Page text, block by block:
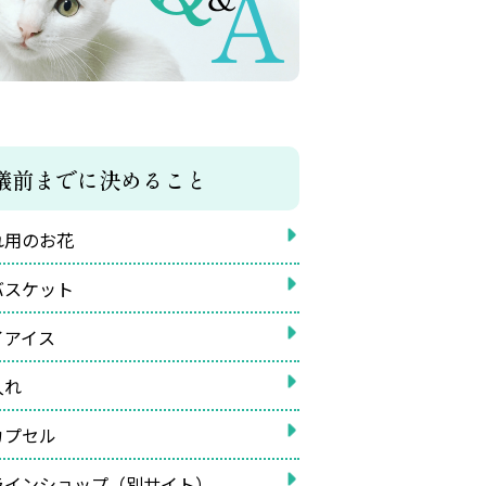
前までに決めること
のお花
ケット
イス
セル